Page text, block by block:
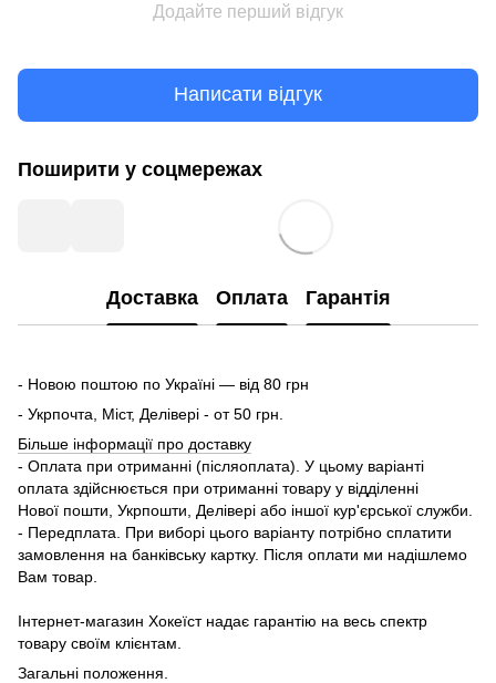
Додайте перший відгук
Написати відгук
Поширити у соцмережах
Доставка Оплата Гарантія
- Новою поштою по Україні — від 80 грн
- Укрпочта, Міст, Делівері - от 50 грн.
Більше інформації про доставку
- Оплата при отриманні (післяоплата). У цьому варіанті
оплата здійснюється при отриманні товару у відділенні
Нової пошти, Укрпошти, Делівері або іншої кур'єрської служби.
- Передплата. При виборі цього варіанту потрібно сплатити
замовлення на банківську картку. Після оплати ми надішлемо
Вам товар.
Інтернет-магазин Хокеїст надає гарантію на весь спектр
товару своїм клієнтам.
Загальні положення.